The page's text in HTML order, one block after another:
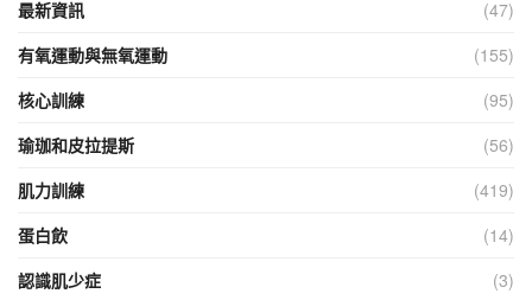
最新資訊
(47)
有氧運動與無氧運動
(155)
核心訓練
(95)
瑜珈和皮拉提斯
(56)
肌力訓練
(419)
蛋白飲
(14)
認識肌少症
(3)